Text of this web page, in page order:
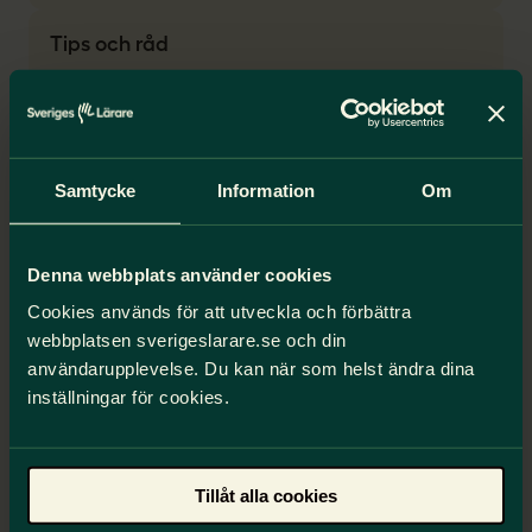
Samtycke Information Om
Denna webbplats använder cookies
Cookies används för att utveckla och förbättra
webbplatsen sverigeslarare.se och din
användarupplevelse. Du kan när som helst ändra dina
inställningar för cookies.
Tillåt alla cookies
Tips och råd
Så kan ni påverka
tjänsteplaneringen
Planeringen inför nästa verksamhetsår är ett
bra tillfälle att påverka er arbetssituation och
era förutsättningar. På en del arbetsplatser